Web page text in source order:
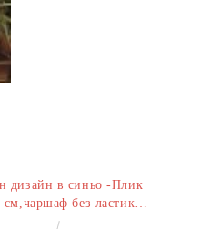
дизайн в синьо -Плик
без ластик
см,калъфки 2+2